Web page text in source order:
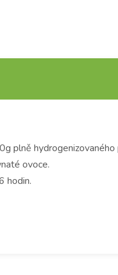
plně
ovoce.
hodin.